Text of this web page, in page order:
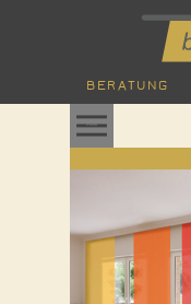
BERATUNG
Menü